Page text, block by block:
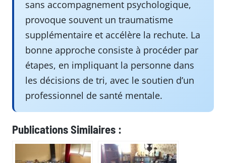
sans accompagnement psychologique,
provoque souvent un traumatisme
supplémentaire et accélère la rechute. La
bonne approche consiste à procéder par
étapes, en impliquant la personne dans
les décisions de tri, avec le soutien d’un
professionnel de santé mentale.
Publications Similaires :